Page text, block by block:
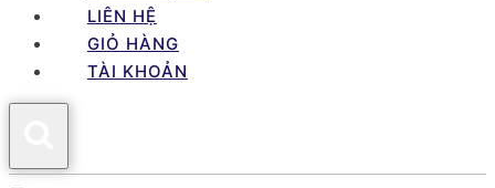
LIÊN HỆ
GIỎ HÀNG
TÀI KHOẢN